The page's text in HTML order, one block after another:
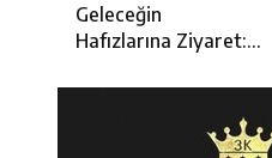
Geleceğin
Hafızlarına Ziyaret:
Erzincan’da Kur’an
Kursu Öğrencileriyle